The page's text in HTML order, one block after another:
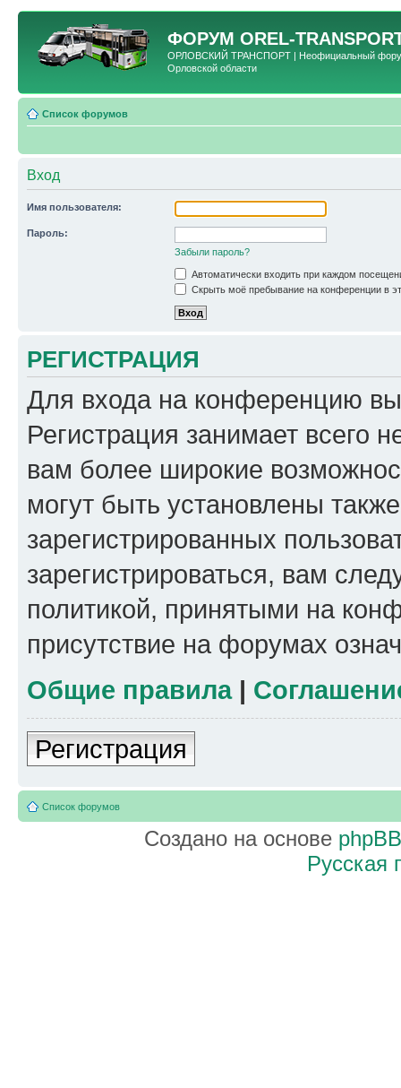
ФОРУМ OREL-
ОРЛОВСКИЙ ТРАНСПОРТ | Неофициальный форум
Орловской области
Список форумов
Вход
Имя пользователя:
Пароль:
Забыли пароль?
Автоматически входить при каждом
Скрыть моё пребывание на конференции в
РЕГИСТРАЦИЯ
Для входа на конференцию
Регистрация занимает всего
вам более широкие
могут быть установлены
зарегистрированных
зарегистрироваться, вам
политикой, принятыми на
присутствие на форумах
Общие правила|
Регистрация
Список форумов
Создано на основе phpBB
Русская